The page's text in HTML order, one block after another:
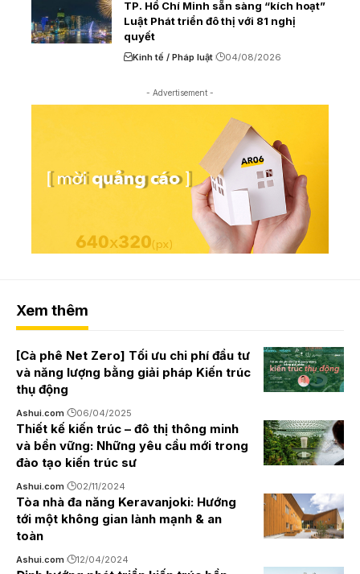
TP. Hồ Chí Minh sẵn sàng “kích hoạt”
Luật Phát triển đô thị với 81 nghị
quyết
Kinh tế / Pháp luật 04/08/2026
- Advertisement -
Xem thêm
[Cà phê Net Zero] Tối ưu chi phí đầu tư
và năng lượng bằng giải pháp Kiến trúc
thụ động
Ashui.com 06/04/2025
Thiết kế kiến trúc – đô thị thông minh
và bền vững: Những yêu cầu mới trong
đào tạo kiến trúc sư
Ashui.com 02/11/2024
Tòa nhà đa năng Keravanjoki: Hướng
tới một không gian lành mạnh & an
toàn
Ashui.com 12/04/2024